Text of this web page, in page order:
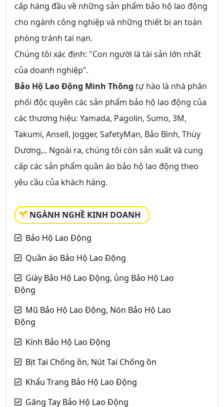
cấp hàng đầu về những sản phẩm bảo hộ lao động
cho ngành công nghiệp và những thiết bị an toàn
phòng tránh tai nạn.
Chúng tôi xác định: "Con người là tài sản lớn nhất
của doanh nghiệp".
Bảo Hộ Lao Động Minh Thông tự hào là nhà phân
phối độc quyền các sản phẩm bảo hộ lao động của
các thương hiệu: Yamada, Pagolin, Sumo, 3M,
Takumi, Ansell, Jogger, SafetyMan, Bảo Bình, Thùy
Dương,.. Ngoài ra, chúng tôi còn sản xuất và cung
cấp các sản phẩm quần áo bảo hộ lao động theo
yêu cầu của khách hàng.
NGÀNH NGHỀ KINH DOANH
Bảo Hộ Lao Động
Quần áo Bảo Hộ Lao Động
Giày Bảo Hộ Lao Động, ủng Bảo Hộ Lao
Động
Mũ Bảo Hộ Lao Động, Nón Bảo Hộ Lao
Động
Kính Bảo Hộ Lao Động
Bịt Tai Chống ồn, Nút Tai Chống ồn
Khẩu Trang Bảo Hộ Lao Động
Găng Tay Bảo Hộ Lao Động